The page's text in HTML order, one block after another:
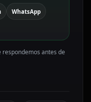
WhatsApp
antes de